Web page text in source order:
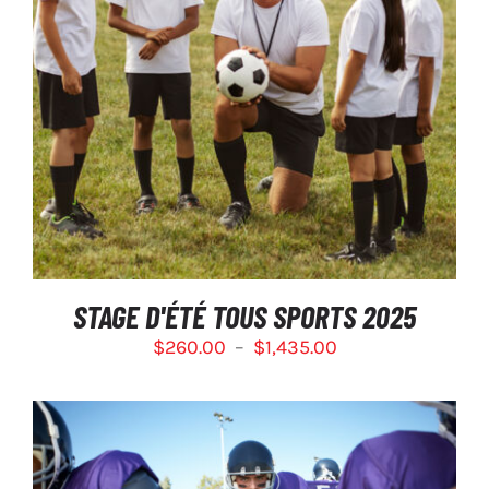
SÉLECTIONNEZ LES OPTIONS CE
PRODUIT
A
PLUSIEURS
VARIATIONS.
LES
OPTIONS
PEUVENT
ÊTRE
CHOISIES
SUR
LA
PAGE
PRODUIT
/
DÉTAILS
STAGE D'ÉTÉ TOUS SPORTS 2025
$260.00 – $1,435.00Plage
prix :
$260.00
à